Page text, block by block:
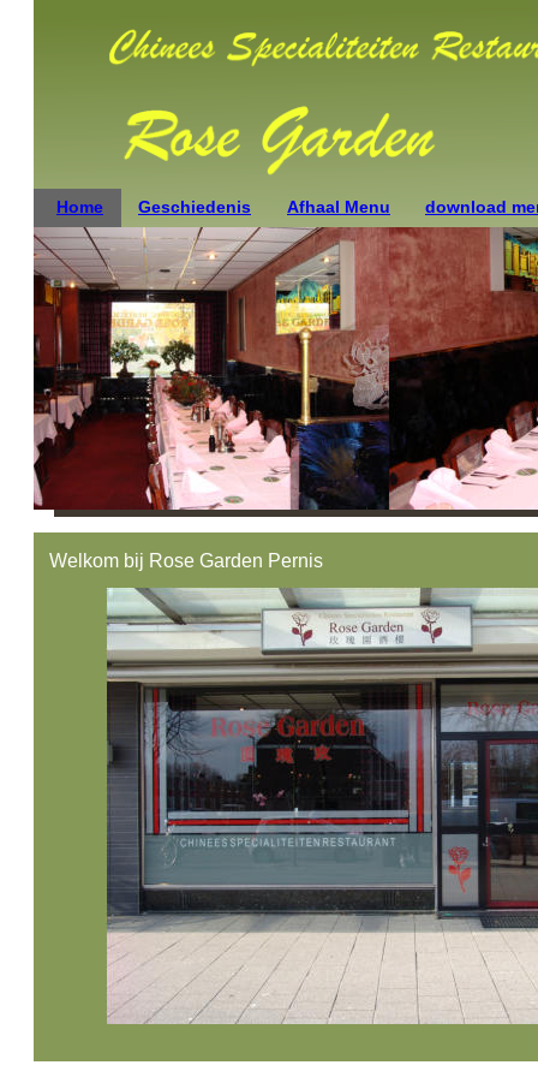
Home Geschiedenis Afhaal Menu download
Welkom bij Rose Garden Pernis